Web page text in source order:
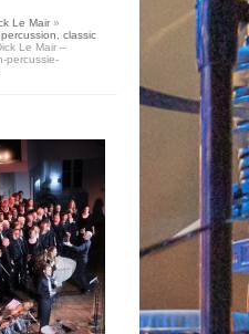
Le Mair »
classic
Le Mair –
percussie-